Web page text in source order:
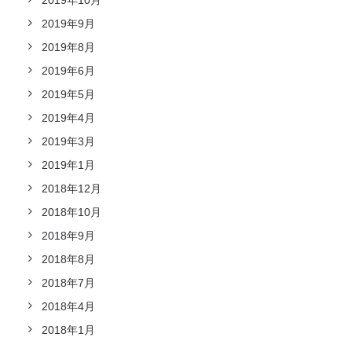
2019年9月
2019年8月
2019年6月
2019年5月
2019年4月
2019年3月
2019年1月
2018年12月
2018年10月
2018年9月
2018年8月
2018年7月
2018年4月
2018年1月